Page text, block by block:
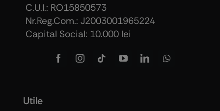
C.U.I.: RO15850573
Nr.Reg.Com.: J2003001965224
Capital Social: 10.000 lei
Utile